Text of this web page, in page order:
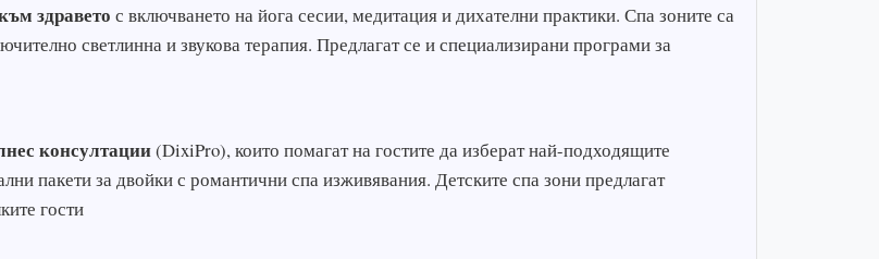
здравето с включването на йога сесии, медитация и дихателни практики. Спа зоните са
светлинна и звукова терапия. Предлагат се и специализирани програми за
консултации(DixiPro), които помагат на гостите да изберат най-подходящите
пакети за двойки с романтични спа изживявания. Детските спа зони предлагат
гости